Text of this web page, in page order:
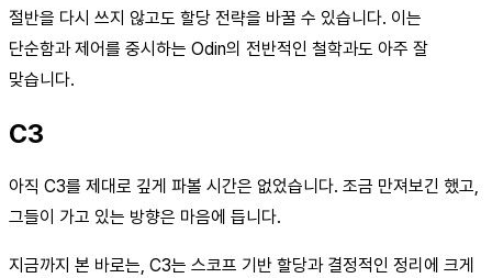
절반을 다시 쓰지 않고도 할당 전략을 바꿀 수 있습니다. 이는
단순함과 제어를 중시하는 Odin의 전반적인 철학과도 아주 잘
맞습니다.
C3
아직 C3를 제대로 깊게 파볼 시간은 없었습니다. 조금 만져보긴 했고,
그들이 가고 있는 방향은 마음에 듭니다.
지금까지 본 바로는, C3는 스코프 기반 할당과 결정적인 정리에 크게